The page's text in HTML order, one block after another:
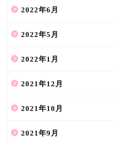
2022年6月
2022年5月
2022年1月
2021年12月
2021年10月
2021年9月